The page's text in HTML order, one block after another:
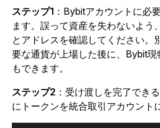
ステップ1 ：Bybitアカウントに必
ます。誤って資産を失わないよう
とアドレスを確認してください。
要な通貨が上場した後に、Bybit現
もできます。
ステップ2 ：受け渡しを完了でき
にトークンを統合取引アカウント